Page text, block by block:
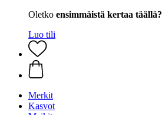
Oletko ensimmäistä kertaa täällä?
Luo tili
Merkit
Kasvot